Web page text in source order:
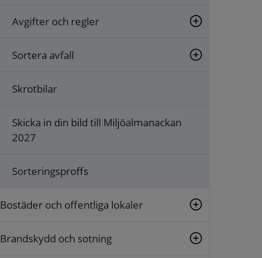
Avgifter och regler
Sortera avfall
Skrotbilar
Skicka in din bild till Miljöalmanackan
2027
Sorteringsproffs
Bostäder och offentliga lokaler
Brandskydd och sotning